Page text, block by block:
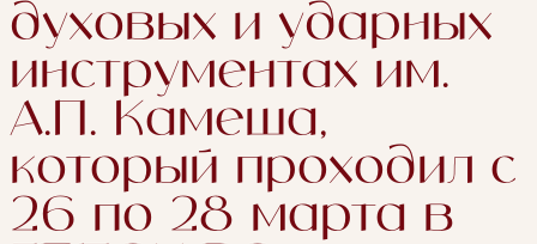
духовых и ударных
инструментах им.
А.П. Камеша,
который проходил с
26 по 28 марта в